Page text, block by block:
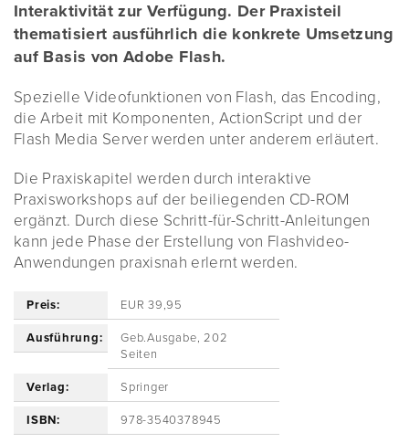
Interaktivität zur Verfügung. Der Praxisteil
thematisiert ausführlich die konkrete Umsetzung
auf Basis von Adobe Flash.
Spezielle Videofunktionen von Flash, das Encoding,
die Arbeit mit Komponenten, ActionScript und der
Flash Media Server werden unter anderem erläutert.
Die Praxiskapitel werden durch interaktive
Praxisworkshops auf der beiliegenden CD-ROM
ergänzt. Durch diese Schritt-für-Schritt-Anleitungen
kann jede Phase der Erstellung von Flashvideo-
Anwendungen praxisnah erlernt werden.
Preis: EUR 39,95
Ausführung:
Geb.Ausgabe, 202
Seiten
Verlag: Springer
ISBN: 978-3540378945